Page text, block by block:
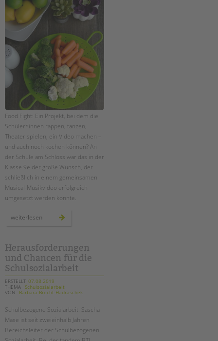
Food Fight: Ein Projekt, bei dem die
Schüler*innen rappen, tanzen,
Theater spielen, ein Video machen –
und auch noch kochen können? An
der Schule am Schloss war das in der
Klasse 9e der große Wunsch, der
schließlich in einem gemeinsamen
Musical-Musikvideo erfolgreich
umgesetzt werden konnte.
weiterlesen
der
klasse
9e
an
der
schule
am
schloss
Herausforderungen
und Chancen für die
Schulsozialarbeit
ERSTELLT 07.08.2019
THEMA Schulsozialarbeit
VON
Barbara Brecht-Hadraschek
Schulbezogene Sozialarbeit: Sascha
Mase ist seit zweieinhalb Jahren
Bereichsleiter der Schulbezogenen